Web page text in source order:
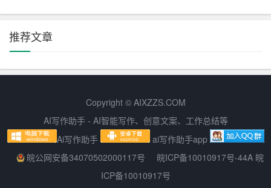
实例分析
接下来，我们通过几个实例来分析如何精准表达公文通知
“`
关于举办员工技能提升训练的通知
推荐文章
Copyright © AIXZZS.COM
AI写作助手 - AI智能写作、创意文案、工作总结等
Ai写作助手
ai写作助手app
皖公网安备34070502000117号
皖ICP备10010917号-44A 皖
ICP备10010917号